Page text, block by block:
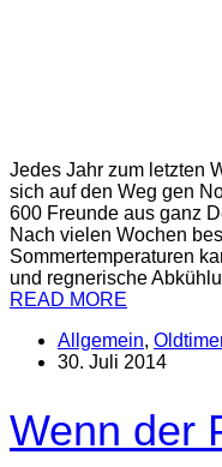
Jedes Jahr zum letzten
sich auf den Weg gen
600 Freunde aus ganz
Nach vielen Wochen
Sommertemperaturen
und regnerische
READ MORE
Allgemein,
30. Juli 2014
Wenn der